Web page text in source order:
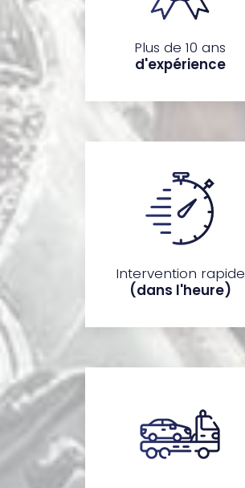
Plus de 10 ans
d'expérience
Intervention rapide
(dans l'heure)